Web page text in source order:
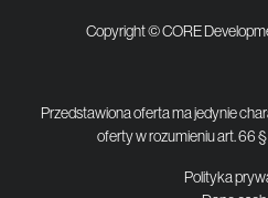
Copyright © CORE
Przedstawiona oferta ma jedynie
oferty w rozumieniu art. 66
Polityka